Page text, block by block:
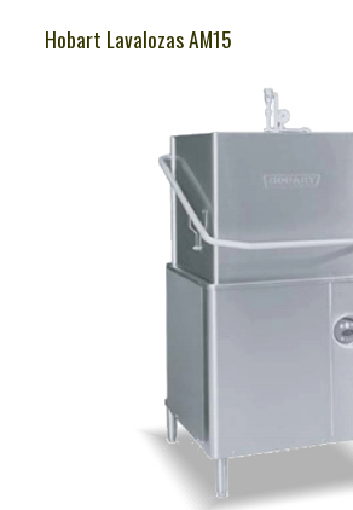
Hobart Lavalozas AM15